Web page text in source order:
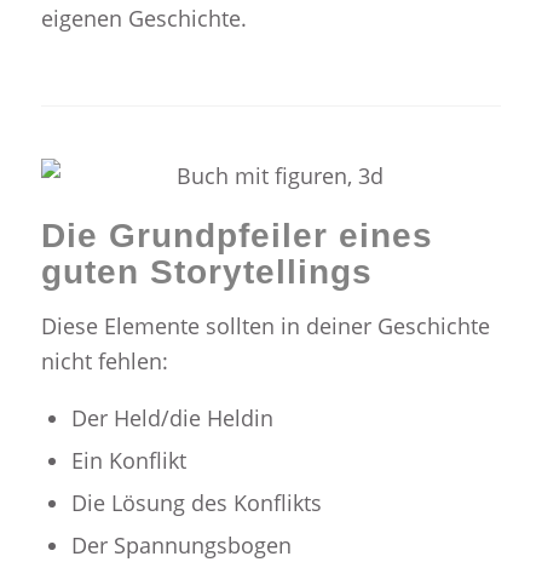
eigenen Geschichte.
Die Grundpfeiler eines
guten Storytellings
Diese Elemente sollten in deiner Geschichte
nicht fehlen:
Der Held/die Heldin
Ein Konflikt
Die Lösung des Konflikts
Der Spannungsbogen